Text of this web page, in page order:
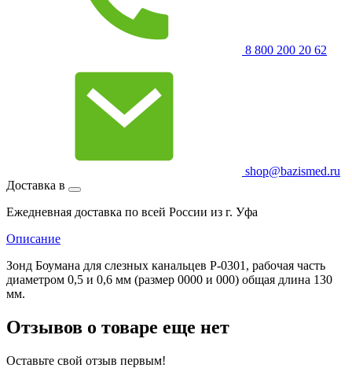
8 800 200 20 62
shop@bazismed.ru
Доставка в
Ежедневная доставка по всей России из г. Уфа
Описание
Зонд Боумана для слезных канальцев P-0301, рабочая часть
диаметром 0,5 и 0,6 мм (размер 0000 и 000) общая длина 130
мм.
Отзывов о товаре еще нет
Оставьте свой отзыв первым!